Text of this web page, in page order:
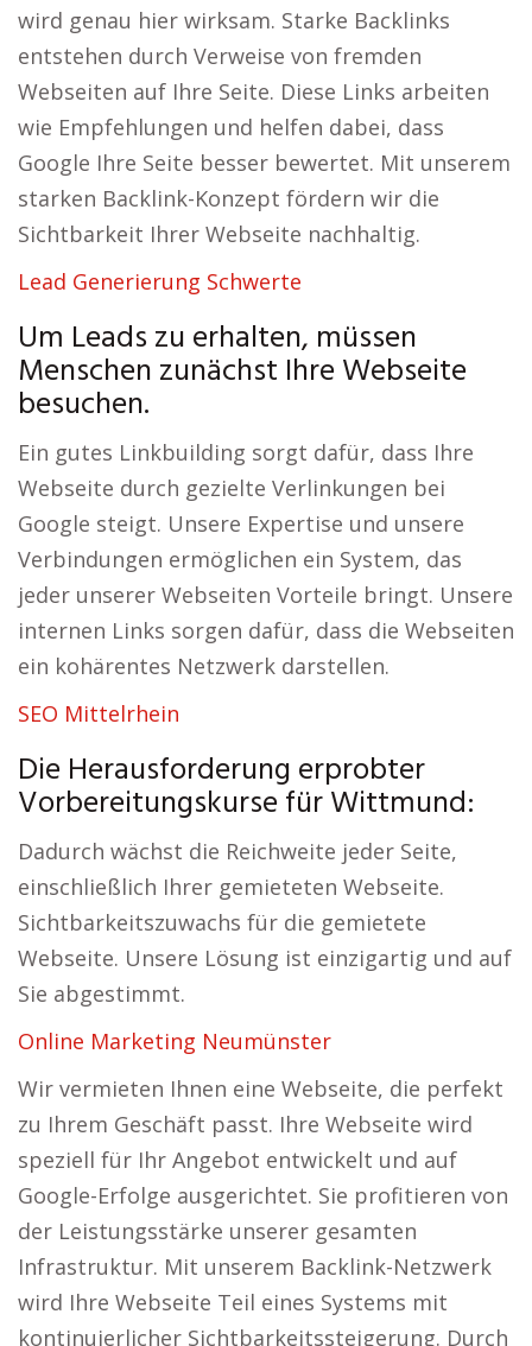
wird genau hier wirksam. Starke Backlinks
entstehen durch Verweise von fremden
Webseiten auf Ihre Seite. Diese Links arbeiten
wie Empfehlungen und helfen dabei, dass
Google Ihre Seite besser bewertet. Mit unserem
starken Backlink-Konzept fördern wir die
Sichtbarkeit Ihrer Webseite nachhaltig.
Lead Generierung Schwerte
Um Leads zu erhalten, müssen
Menschen zunächst Ihre Webseite
besuchen.
Ein gutes Linkbuilding sorgt dafür, dass Ihre
Webseite durch gezielte Verlinkungen bei
Google steigt. Unsere Expertise und unsere
Verbindungen ermöglichen ein System, das
jeder unserer Webseiten Vorteile bringt. Unsere
internen Links sorgen dafür, dass die Webseiten
ein kohärentes Netzwerk darstellen.
SEO Mittelrhein
Die Herausforderung erprobter
Vorbereitungskurse für Wittmund:
Dadurch wächst die Reichweite jeder Seite,
einschließlich Ihrer gemieteten Webseite.
Sichtbarkeitszuwachs für die gemietete
Webseite. Unsere Lösung ist einzigartig und auf
Sie abgestimmt.
Online Marketing Neumünster
Wir vermieten Ihnen eine Webseite, die perfekt
zu Ihrem Geschäft passt. Ihre Webseite wird
speziell für Ihr Angebot entwickelt und auf
Google-Erfolge ausgerichtet. Sie profitieren von
der Leistungsstärke unserer gesamten
Infrastruktur. Mit unserem Backlink-Netzwerk
wird Ihre Webseite Teil eines Systems mit
kontinuierlicher Sichtbarkeitssteigerung. Durch